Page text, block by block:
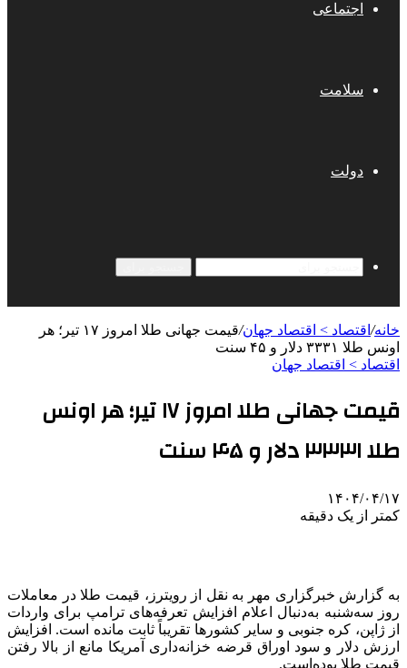
اجتماعی
سلامت
دولت
خانه/ اقتصاد > اقتصاد جهان/
قیمت جهانی طلا امروز ۱۷ تیر؛ هر
اونس طلا ۳۳۳۱ دلار و ۴۵ سنت
اقتصاد > اقتصاد جهان
قیمت جهانی طلا امروز ۱۷ تیر؛ هر اونس
طلا ۳۳۳۱ دلار و ۴۵ سنت
۱۴۰۴/۰۴/۱۷
کمتر از یک دقیقه
به گزارش خبرگزاری مهر به نقل از رویترز، قیمت طلا در معاملات
روز سه‌شنبه به‌دنبال اعلام افزایش تعرفه‌های ترامپ برای واردات
از ژاپن، کره جنوبی و سایر کشورها تقریباً ثابت مانده است. افزایش
ارزش دلار و سود اوراق قرضه خزانه‌داری آمریکا مانع از بالا رفتن
قیمت طلا بوده‌است.